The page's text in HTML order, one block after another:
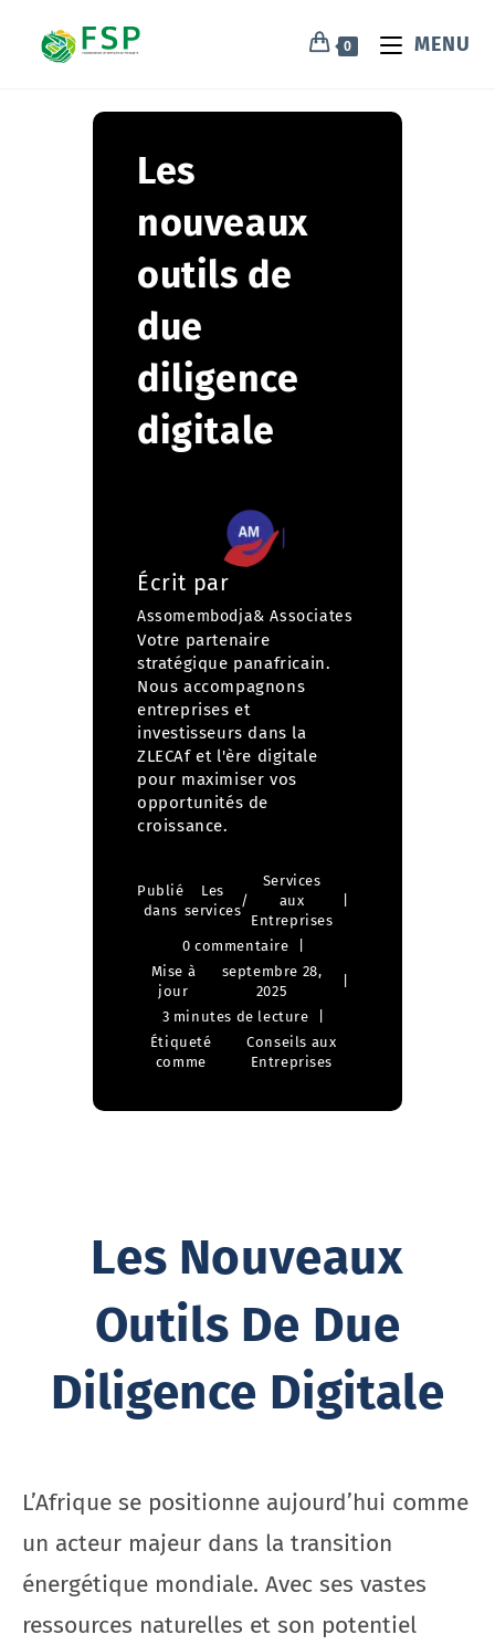
0 MENU
Les
nouveaux
outils de
due
diligence
digitale
Écrit par
Assomembodja& Associates
Votre partenaire
stratégique panafricain.
Nous accompagnons
entreprises et
investisseurs dans la
ZLECAf et l'ère digitale
pour maximiser vos
opportunités de
croissance.
Publié
dans
Les
services
/
Services
aux
Entreprises
0 commentaire
Mise à
jour
septembre 28,
2025
3 minutes de lecture
Étiqueté
comme
Conseils aux
Entreprises
Les Nouveaux
Outils De Due
Diligence Digitale
L’Afrique se positionne aujourd’hui comme
un acteur majeur dans la transition
énergétique mondiale. Avec ses vastes
ressources naturelles et son potentiel